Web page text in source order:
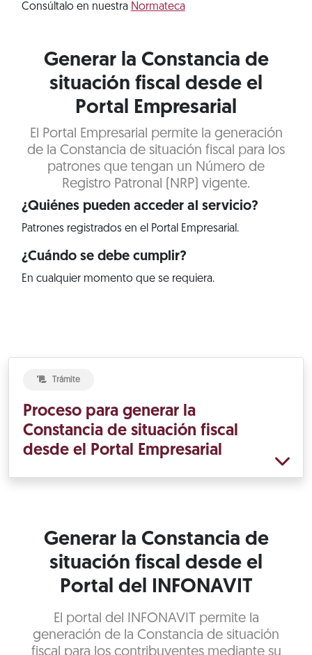
Consúltalo en nuestra Normateca
Generar la Constancia de
situación fiscal desde el
Portal Empresarial
El Portal Empresarial permite la generación
de la Constancia de situación fiscal para los
patrones que tengan un Número de
Registro Patronal (NRP) vigente.
¿Quiénes pueden acceder al servicio?
Patrones registrados en el Portal Empresarial.
¿Cuándo se debe cumplir?
En cualquier momento que se requiera.
Trámite
Proceso para generar la
Constancia de situación fiscal
desde el Portal Empresarial
Generar la Constancia de
situación fiscal desde el
Portal del INFONAVIT
El portal del INFONAVIT permite la
generación de la Constancia de situación
fiscal para los contribuyentes mediante su